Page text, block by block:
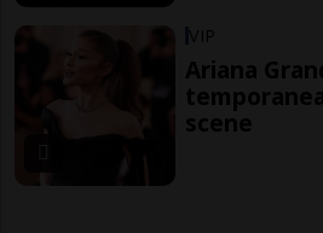
VIP
Ariana
scene